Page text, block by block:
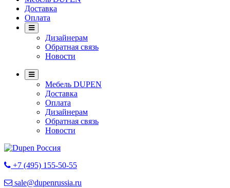
Доставка
Оплата
Дизайнерам
Обратная связь
Новости
Мебель DUPEN
Доставка
Оплата
Дизайнерам
Обратная связь
Новости
+7 (495) 155-50-55
sale@dupenrussia.ru